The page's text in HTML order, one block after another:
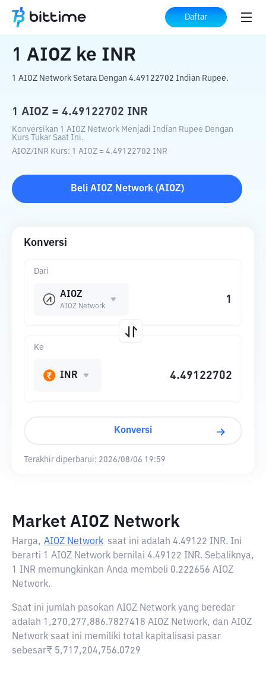
Daftar
Beranda Konverter Kripto ke INR
1 AIOZ ke INR
1 AIOZ Network Setara Dengan 4.49122702 Indian Rupee.
1 AIOZ = 4.49122702 INR
Konversikan 1 AIOZ Network Menjadi Indian Rupee Dengan
Kurs Tukar Saat Ini.
AIOZ/INR Kurs: 1 AIOZ = 4.49122702 INR
Beli AIOZ Network(AIOZ)
Konversi
Dari
AIOZ
AIOZ Network
Ke
INR
Konversi
Terakhir diperbarui: 2026/08/06 19:59
Market AIOZ Network
Harga, AIOZ Network saat ini adalah 4.49122 INR. Ini
berarti 1 AIOZ Network bernilai 4.49122 INR. Sebaliknya,
1 INR memungkinkan Anda membeli 0.222656 AIOZ
Network.
Saat ini jumlah pasokan AIOZ Network yang beredar
adalah 1,270,277,886.7827418 AIOZ Network, dan AIOZ
Network saat ini memiliki total kapitalisasi pasar
sebesar₹ 5,717,204,756.0729